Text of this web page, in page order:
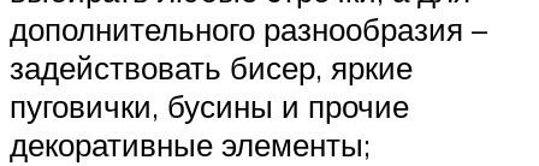
дополнительного разнообразия –
задействовать бисер, яркие
пуговички, бусины и прочие
декоративные элементы;